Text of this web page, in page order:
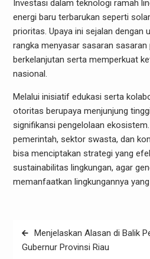
Investasi dalam teknologi ramah
energi baru terbarukan seperti
prioritas. Upaya ini sejalan dengan
rangka menyasar sasaran sasaran
berkelanjutan serta memperkuat
nasional.
Melalui inisiatif edukasi serta
otoritas berupaya menjunjung
signifikansi pengelolaan
pemerintah, sektor swasta, dan
bisa menciptakan strategi yang
sustainabilitas lingkungan, agar
memanfaatkan lingkungannya
Post
navigation
Menjelaskan Alasan di Balik
Gubernur Provinsi Riau